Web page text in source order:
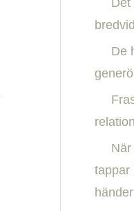
f
r
Det
De
tappar
händer